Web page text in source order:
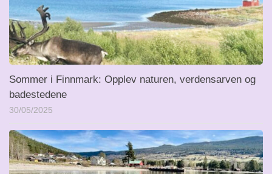
Sommer i Finnmark: Opplev naturen, verdensarven og
badestedene
30/05/2025